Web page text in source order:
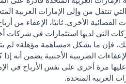
تنتقل من وإلى الإمارات العربية
القضائية الأخرى. ثانيًا، الإعفاء من
التي لديها استثمارات في
ذلك، فإن ما يشكل «مساهمة مؤهلة» لم
الضريبية الأجنبية يضمن أنه
مرة أخرى على نفس الأرباح في
العربية المتحدة.